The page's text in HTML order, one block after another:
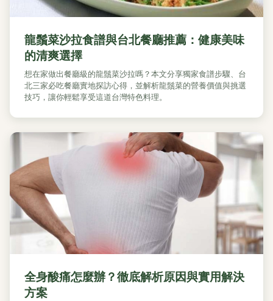
龍鬚菜沙拉食譜與台北餐廳推薦：健康美味
的清爽選擇
想在家做出餐廳級的龍鬚菜沙拉嗎？本文分享獨家食譜步驟、台
北三家必吃餐廳實地探訪心得，並解析龍鬚菜的營養價值與挑選
技巧，讓你輕鬆享受這道台灣特色料理。
全身酸痛怎麼辦？徹底解析原因與實用解決
方案